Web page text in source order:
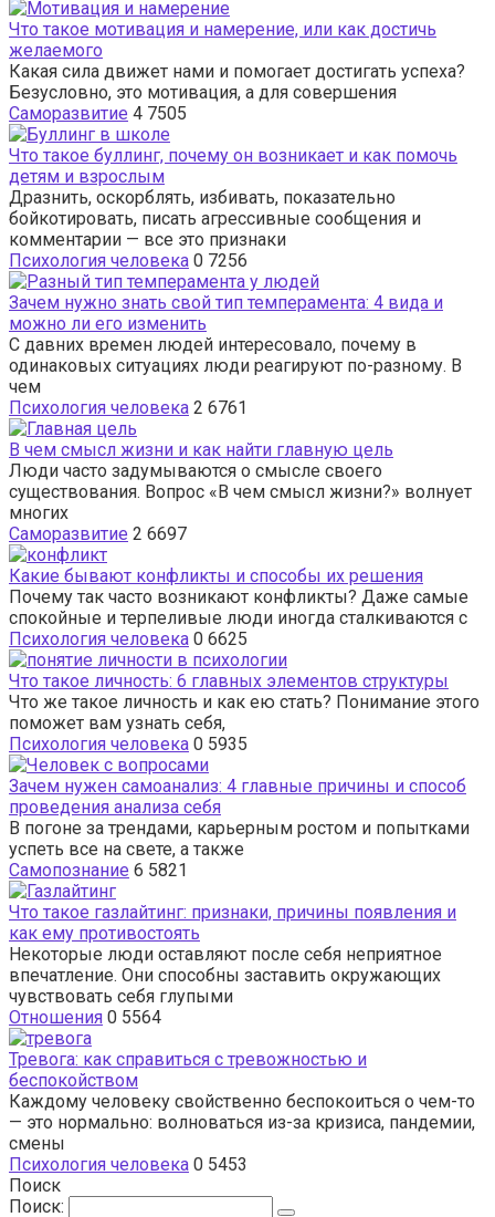
Что такое мотивация и намерение, или как достичь
желаемого
Какая сила движет нами и помогает достигать успеха?
Безусловно, это мотивация, а для совершения
Саморазвитие 4 7505
Что такое буллинг, почему он возникает и как помочь
детям и взрослым
Дразнить, оскорблять, избивать, показательно
бойкотировать, писать агрессивные сообщения и
комментарии — все это признаки
Психология человека 0 7256
Зачем нужно знать свой тип темперамента: 4 вида и
можно ли его изменить
С давних времен людей интересовало, почему в
одинаковых ситуациях люди реагируют по-разному. В
чем
Психология человека 2 6761
В чем смысл жизни и как найти главную цель
Люди часто задумываются о смысле своего
существования. Вопрос «В чем смысл жизни?» волнует
многих
Саморазвитие 2 6697
Какие бывают конфликты и способы их решения
Почему так часто возникают конфликты? Даже самые
спокойные и терпеливые люди иногда сталкиваются с
Психология человека 0 6625
Что такое личность: 6 главных элементов структуры
Что же такое личность и как ею стать? Понимание этого
поможет вам узнать себя,
Психология человека 0 5935
Зачем нужен самоанализ: 4 главные причины и способ
проведения анализа себя
В погоне за трендами, карьерным ростом и попытками
успеть все на свете, а также
Самопознание 6 5821
Что такое газлайтинг: признаки, причины появления и
как ему противостоять
Некоторые люди оставляют после себя неприятное
впечатление. Они способны заставить окружающих
чувствовать себя глупыми
Отношения 0 5564
Тревога: как справиться с тревожностью и
беспокойством
Каждому человеку свойственно беспокоиться о чем-то
— это нормально: волноваться из-за кризиса, пандемии,
смены
Психология человека 0 5453
Поиск
Поиск: